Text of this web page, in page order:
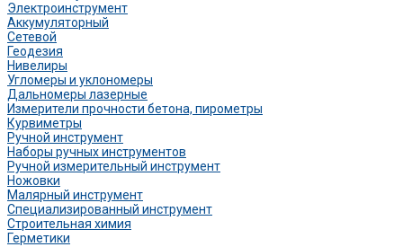
Электроинструмент
Аккумуляторный
Сетевой
Геодезия
Нивелиры
Угломеры и уклономеры
Дальномеры лазерные
Измерители прочности бетона, пирометры
Курвиметры
Ручной инструмент
Наборы ручных инструментов
Ручной измерительный инструмент
Ножовки
Малярный инструмент
Специализированный инструмент
Строительная химия
Герметики